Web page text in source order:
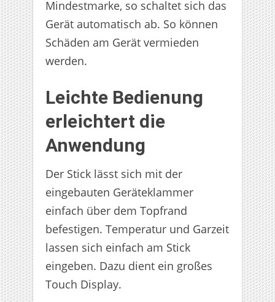
Mindestmarke, so schaltet sich das
Gerät automatisch ab. So können
Schäden am Gerät vermieden
werden.
Leichte Bedienung
erleichtert die
Anwendung
Der Stick lässt sich mit der
eingebauten Geräteklammer
einfach über dem Topfrand
befestigen. Temperatur und Garzeit
lassen sich einfach am Stick
eingeben. Dazu dient ein großes
Touch Display.